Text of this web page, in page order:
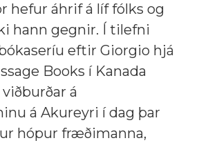
hefur áhrif á líf fólks og
hann gegnir. Í tilefni
eftir Giorgio hjá
Books í Kanada
á
á Akureyri í dag þar
hópur fræðimanna,